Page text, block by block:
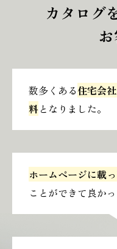
カタログ
ホームページに載
ことができて良かっ
数多くある住宅会
料となりました。